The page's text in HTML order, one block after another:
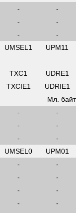
-
-
-
-
-
-
UMSEL1
UPM11
TXC1
UDRE1
TXCIE1
UDRIE1
Мл.
-
-
-
-
-
-
UMSEL0
UPM01
-
-
-
-
-
-
-
-